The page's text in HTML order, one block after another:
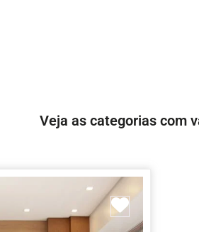
Veja as categorias com
Marcar